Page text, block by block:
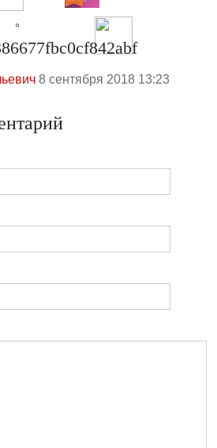
8 сентября 2018 13:23